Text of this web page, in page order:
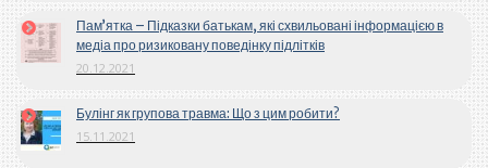
Пам’ятка – Підказки батькам, які схвильовані інформацією в
медіа про ризиковану поведінку підлітків
20.12.2021
Булінг як групова травма: Що з цим робити?
15.11.2021